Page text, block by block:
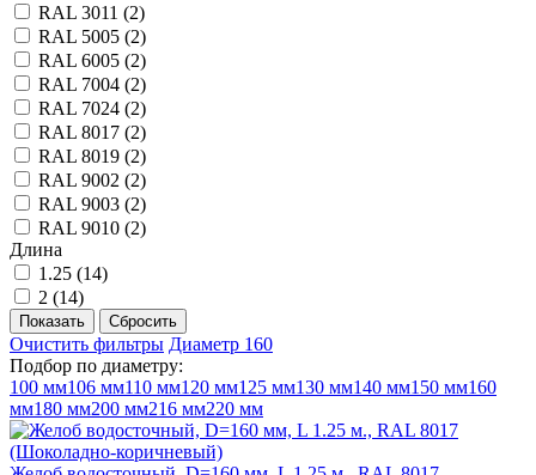
RAL 3011 (2)
RAL 5005 (2)
RAL 6005 (2)
RAL 7004 (2)
RAL 7024 (2)
RAL 8017 (2)
RAL 8019 (2)
RAL 9002 (2)
RAL 9003 (2)
RAL 9010 (2)
Длина
1.25 (14)
2 (14)
Очистить фильтры Диаметр 160
Подбор по диаметру:
100 мм106 мм110 мм120 мм125 мм130 мм140 мм150 мм160
мм180 мм200 мм216 мм220 мм